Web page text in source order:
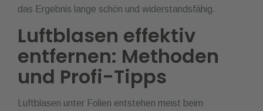
das Ergebnis lange schön und widerstandsfähig.
Luftblasen effektiv
entfernen: Methoden
und Profi-Tipps
Luftblasen unter Folien entstehen meist beim